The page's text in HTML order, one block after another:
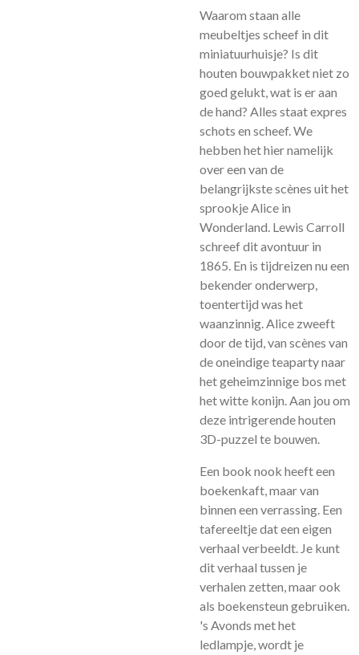
Waarom staan alle
meubeltjes scheef in dit
miniatuurhuisje? Is dit
houten bouwpakket niet zo
goed gelukt, wat is er aan
de hand? Alles staat expres
schots en scheef. We
hebben het hier namelijk
over een van de
belangrijkste scènes uit het
sprookje Alice in
Wonderland. Lewis Carroll
schreef dit avontuur in
1865. En is tijdreizen nu een
bekender onderwerp,
toentertijd was het
waanzinnig. Alice zweeft
door de tijd, van scènes van
de oneindige teaparty naar
het geheimzinnige bos met
het witte konijn. Aan jou om
deze intrigerende houten
3D-puzzel te bouwen.
Een book nook heeft een
boekenkaft, maar van
binnen een verrassing. Een
tafereeltje dat een eigen
verhaal verbeeldt. Je kunt
dit verhaal tussen je
verhalen zetten, maar ook
als boekensteun gebruiken.
's Avonds met het
ledlampje, wordt je